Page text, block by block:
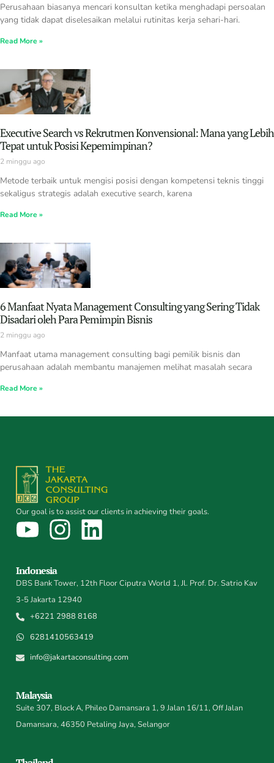
Perusahaan biasanya mencari konsultan ketika menghadapi persoalan
yang tidak dapat diselesaikan melalui rutinitas kerja sehari-hari.
Read More »
Executive Search vs Rekrutmen Konvensional: Mana yang Lebih
Tepat untuk Posisi Kepemimpinan?
2 minggu ago
Metode terbaik untuk mengisi posisi dengan kompetensi teknis tinggi
sekaligus strategis adalah executive search, karena
Read More »
6 Manfaat Nyata Management Consulting yang Sering Tidak
Disadari oleh Para Pemimpin Bisnis
2 minggu ago
Manfaat utama management consulting bagi pemilik bisnis dan
perusahaan adalah membantu manajemen melihat masalah secara
Read More »
Our goal is to assist our clients in achieving their goals.
Indonesia
DBS Bank Tower, 12th Floor Ciputra World 1, Jl. Prof. Dr. Satrio Kav
3-5 Jakarta 12940
+6221 2988 8168
6281410563419
info@jakartaconsulting.com
Malaysia
Suite 307, Block A, Phileo Damansara 1, 9 Jalan 16/11, Off Jalan
Damansara, 46350 Petaling Jaya, Selangor